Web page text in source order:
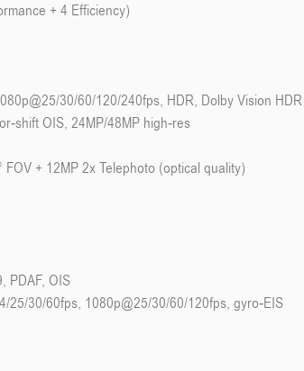
+ 4 Efficiency)
30/60/120/240fps, HDR, Dolby Vision
shift OIS, 24MP/48MP high-res
+ 12MP 2x Telephoto (optical quality)
PDAF, OIS
25/30/60fps, 1080p@25/30/60/120fps, gyro-EIS